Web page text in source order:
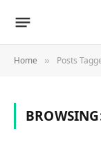
Home » Posts